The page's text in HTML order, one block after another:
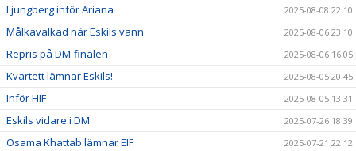
Ljungberg inför Ariana 2025-08-08 22:10
Målkavalkad när Eskils vann 2025-08-06 23:10
Repris på DM-finalen 2025-08-06 16:05
Kvartett lämnar Eskils! 2025-08-05 20:45
Inför HIF 2025-08-05 13:31
Eskils vidare i DM 2025-07-26 18:39
Osama Khattab lämnar EIF 2025-07-21 22:12